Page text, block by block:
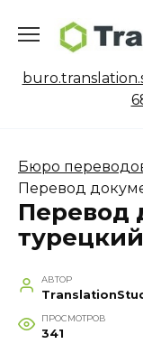
содержанию
Бюро
Перевод
Перевод
АВТОР
ПРОСМОТРОВ
341